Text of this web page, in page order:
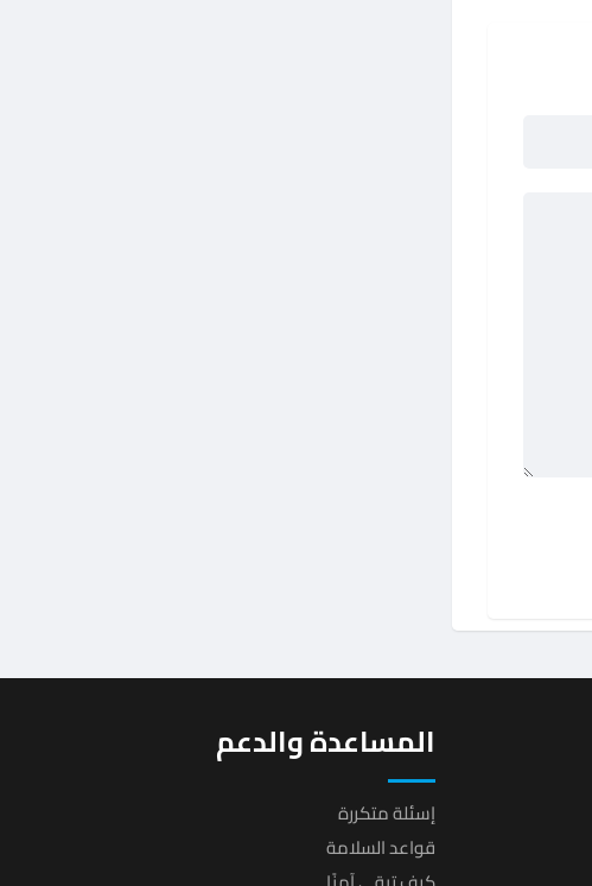
المساعدة والدعم
إسئلة متكررة
قواعد السلامة